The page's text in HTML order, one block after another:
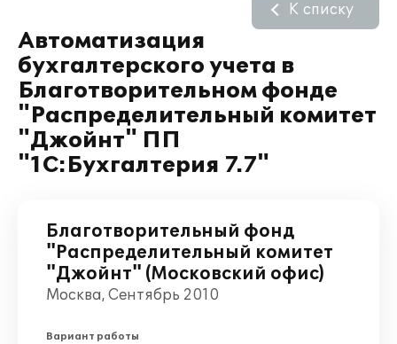
Автоматизация
бухгалтерского учета в
Благотворительном фонде
"Распределительный комитет
"Джойнт" ПП
"1С:Бухгалтерия 7.7"
К списку
Благотворительный фонд
"Распределительный комитет
"Джойнт" (Московский офис)
Москва, Сентябрь 2010
Вариант работы